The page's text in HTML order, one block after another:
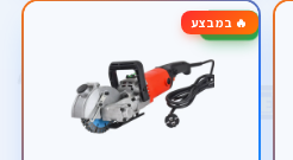
🔥 במבצע-20%